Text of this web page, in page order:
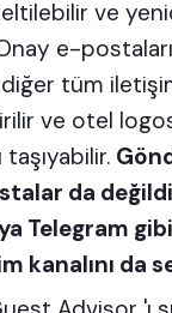
ve
e-
tüm
ve otel
da
Telegram
kanalını da